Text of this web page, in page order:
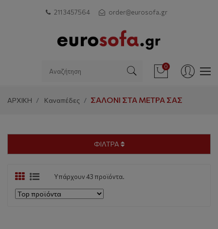
211 3457564 order@eurosofa.gr
0
ΑΡΧΙΚΗ Καναπέδες ΣΑΛΌΝΙ ΣΤΑ ΜΈΤΡΑ ΣΑΣ
ΦΙΛΤΡΑ
Υπάρχουν 43 προϊόντα.